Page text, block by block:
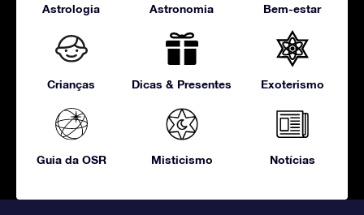
Astrologia Astronomia Bem-estar
Crianças Dicas & Presentes Exoterismo
Guia da OSR Misticismo Notícias